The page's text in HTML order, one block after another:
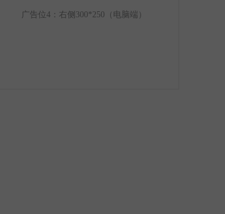
广告位4：右侧300*250（电脑端）